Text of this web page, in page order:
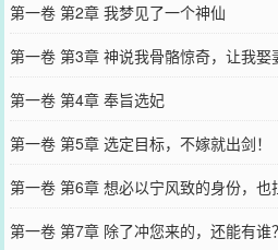
第一卷 第2章 我梦见了一个神仙
第一卷 第3章 神说我骨骼惊奇，让我娶
第一卷 第4章 奉旨选妃
第一卷 第5章 选定目标，不嫁就出剑！
第一卷 第6章 想必以宁风致的身份，也
第一卷 第7章 除了冲您来的，还能有谁？